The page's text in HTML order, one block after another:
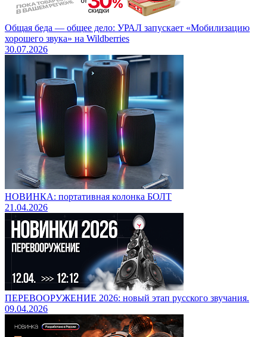
Общая беда — общее дело: УРАЛ запускает «Мобилизацию
хорошего звука» на Wildberries
30.07.2026
НОВИНКА: портативная колонка БОЛТ
21.04.2026
ПЕРЕВООРУЖЕНИЕ 2026: новый этап русского звучания.
09.04.2026